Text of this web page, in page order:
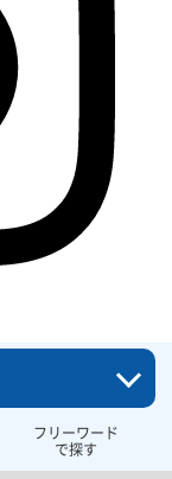
フリーワード
で探す